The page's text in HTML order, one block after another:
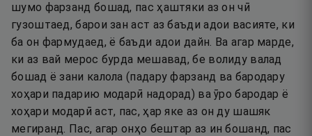
шумо фарзанд бошад, пас ҳаштяки аз он чӣ
гузоштаед, барои зан аст аз баъди адои васияте, ки
ба он фармудаед, ё баъди адои дайн. Ва агар марде,
ки аз вай мерос бурда мешавад, бе волиду валад
бошад ё зани калола (падару фарзанд ва бародару
хоҳари падарию модарӣ надорад) ва ӯро бародар ё
хоҳари модарӣ аст, пас, ҳар яке аз он ду шашяк
мегиранд. Пас, агар онҳо бештар аз ин бошанд, пас